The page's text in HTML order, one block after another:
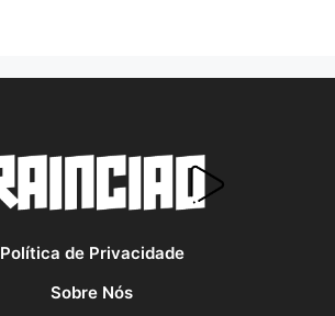
Política de Privacidade
Sobre Nós